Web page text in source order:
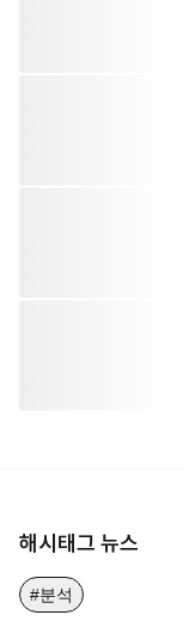
해시태그 뉴스
#분석